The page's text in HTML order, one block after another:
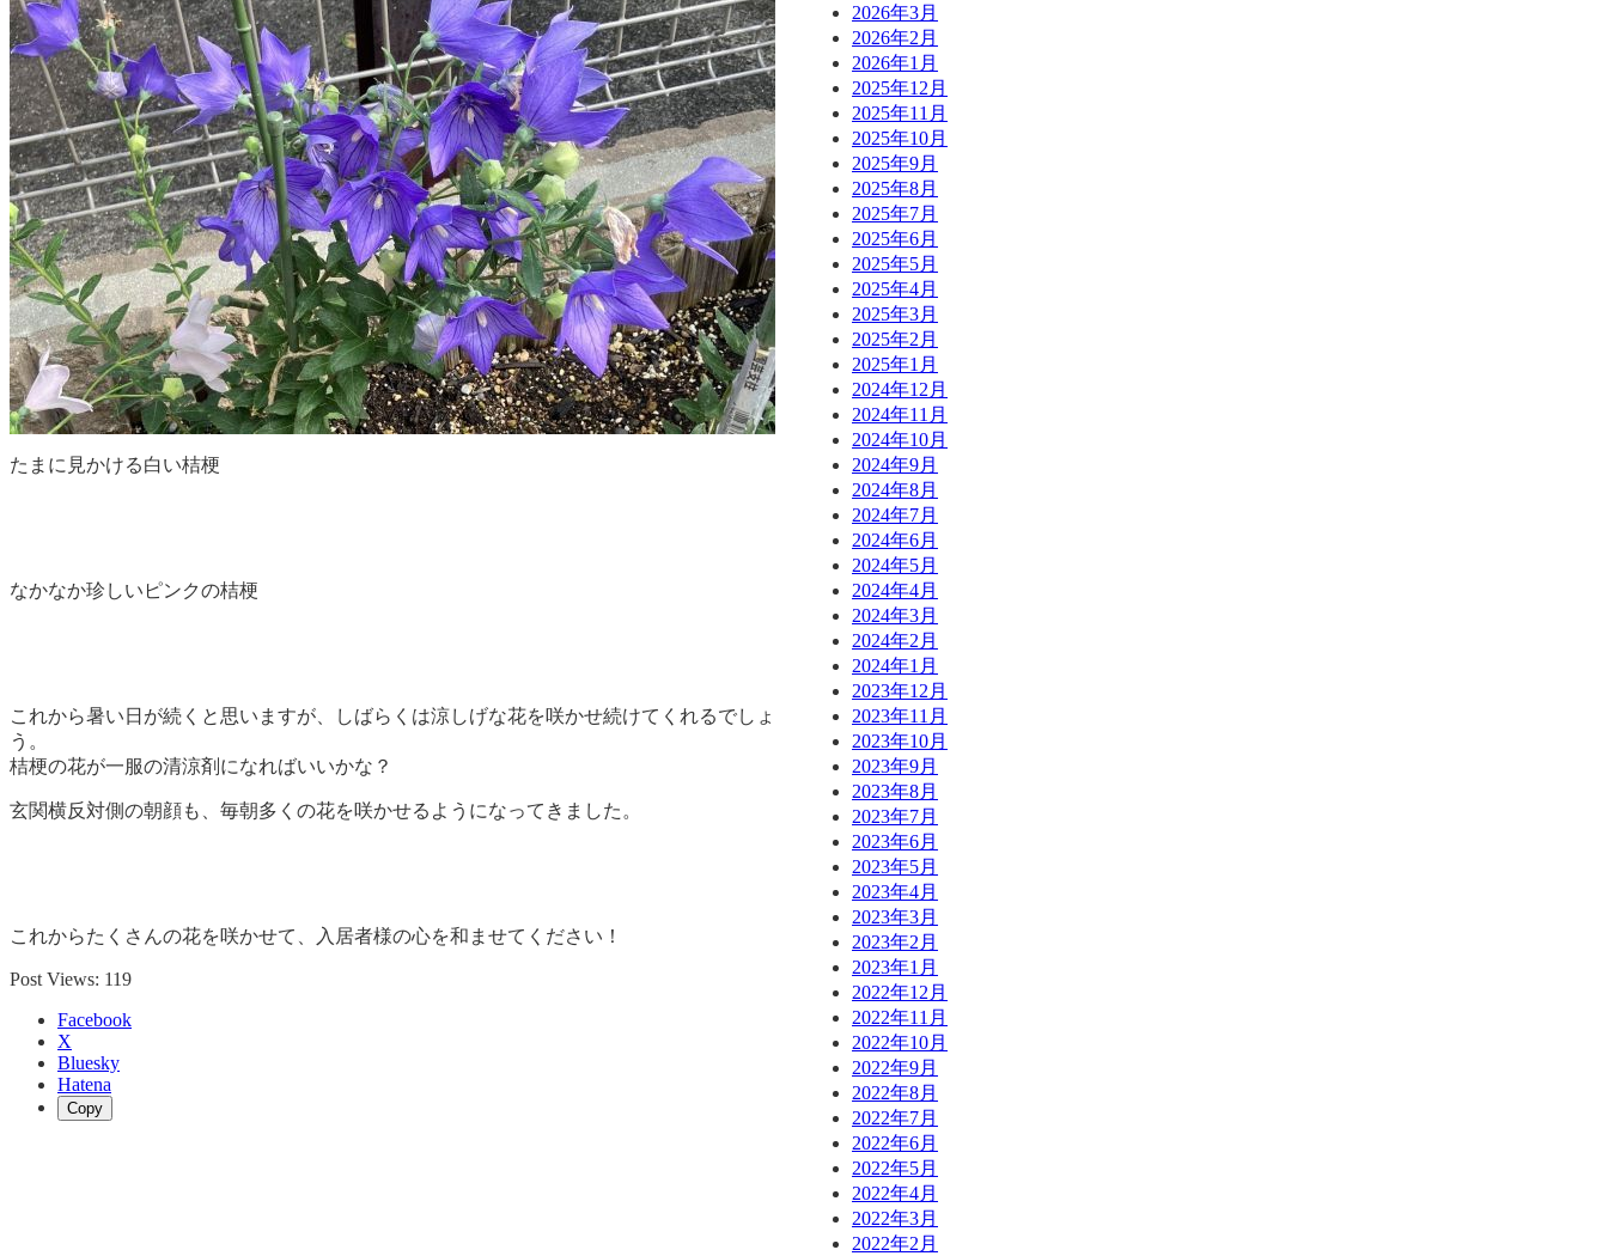
たまに見かける白い桔梗
なかなか珍しいピンクの桔梗
これから暑い日が続くと思いますが、しばらくは涼しげな花を咲かせ続けてくれるでしょ
う。
桔梗の花が一服の清涼剤になればいいかな？
玄関横反対側の朝顔も、毎朝多くの花を咲かせるようになってきました。
これからたくさんの花を咲かせて、入居者様の心を和ませてください！
Post Views: 119
Facebook
X
Bluesky
Hatena
Copy
2026年3月
2026年2月
2026年1月
2025年12月
2025年11月
2025年10月
2025年9月
2025年8月
2025年7月
2025年6月
2025年5月
2025年4月
2025年3月
2025年2月
2025年1月
2024年12月
2024年11月
2024年10月
2024年9月
2024年8月
2024年7月
2024年6月
2024年5月
2024年4月
2024年3月
2024年2月
2024年1月
2023年12月
2023年11月
2023年10月
2023年9月
2023年8月
2023年7月
2023年6月
2023年5月
2023年4月
2023年3月
2023年2月
2023年1月
2022年12月
2022年11月
2022年10月
2022年9月
2022年8月
2022年7月
2022年6月
2022年5月
2022年4月
2022年3月
2022年2月